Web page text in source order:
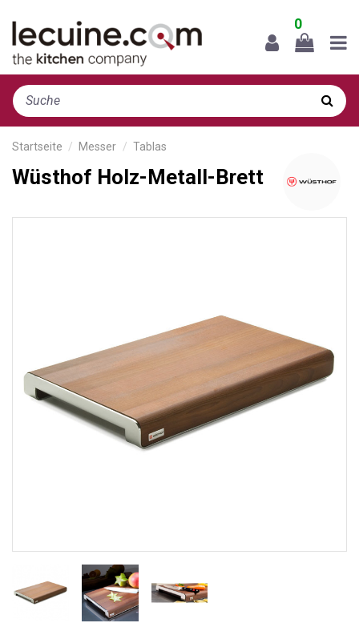
0
Startseite Messer Tablas
Wüsthof Holz-Metall-Brett